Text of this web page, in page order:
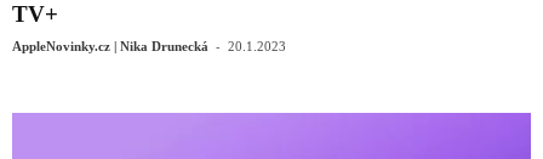
TV+
AppleNovinky.cz | Nika Drunecká - 20.1.2023